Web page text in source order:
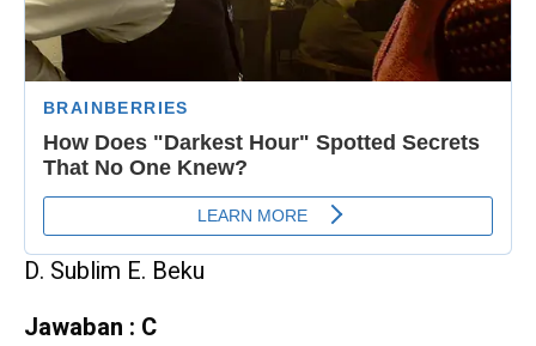
D. Sublim E. Beku
Jawaban : C